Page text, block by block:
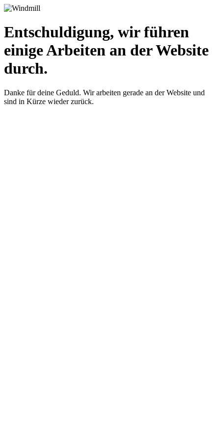
Entschuldigung, wir führen
einige Arbeiten an der Website
durch.
Danke für deine Geduld. Wir arbeiten gerade an der Website und
sind in Kürze wieder zurück.